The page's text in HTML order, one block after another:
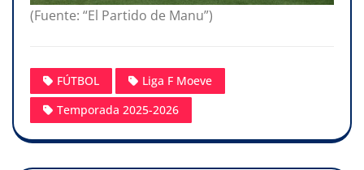
(Fuente: “El Partido de Manu”)
FÚTBOL
Liga F Moeve
Temporada 2025-2026